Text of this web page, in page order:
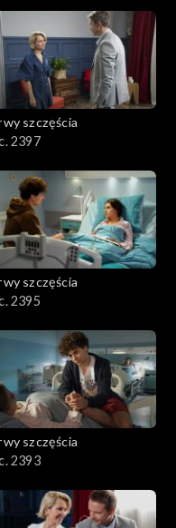
szczęścia
2397
szczęścia
2395
szczęścia
2393